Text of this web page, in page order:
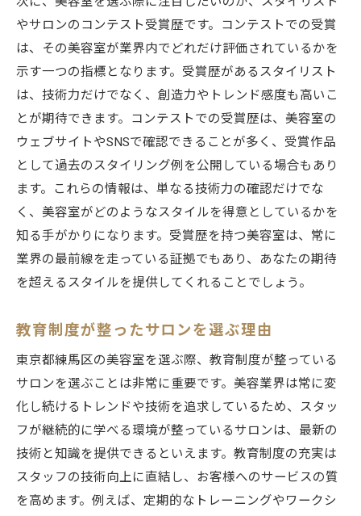
やサロンのコンテスト受賞歴です。コンテストでの受賞
は、その美容室が業界内でどれだけ評価されているかを
示す一つの指標となります。受賞歴があるスタイリスト
は、技術力だけでなく、創造力やトレンド感度も高いこ
とが期待できます。コンテストでの受賞歴は、美容室の
ウェブサイトやSNSで確認できることが多く、受賞作品
として過去のスタイリング例を公開している場合もあり
ます。これらの情報は、単なる技術力の確認だけでな
く、美容室がどのようなスタイルを得意としているかを
知る手がかりになります。受賞歴を持つ美容室は、常に
業界の最前線を走っている証拠でもあり、あなたの期待
を超えるスタイルを提供してくれることでしょう。
教育制度が整ったサロンを選ぶ理由
東京都練馬区の美容室を選ぶ際、教育制度が整っている
サロンを選ぶことは非常に重要です。美容業界は常に変
化し続けるトレンドや技術を追求しているため、スタッ
フが継続的に学べる環境が整っているサロンは、最新の
技術と知識を提供できるといえます。教育制度の充実は
スタッフの技術向上に直結し、お客様へのサービスの質
を高めます。例えば、定期的なトレーニングやワークシ